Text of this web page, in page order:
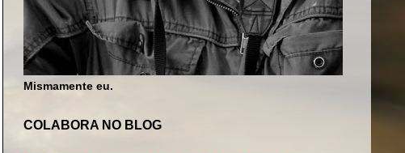
Mismamente eu.
COLABORA NO BLOG